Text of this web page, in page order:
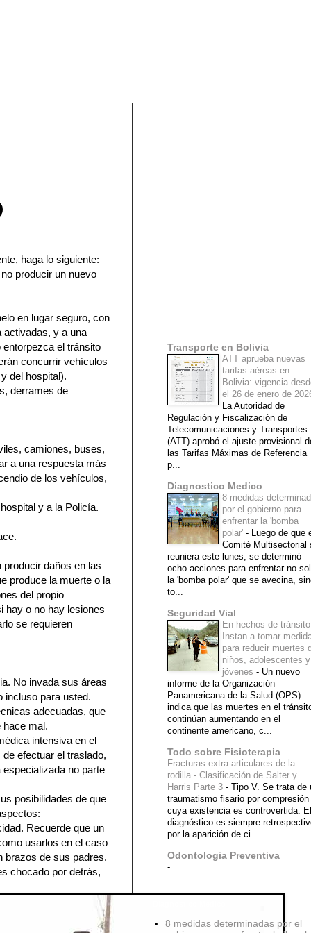
haga lo siguiente:
producir un nuevo
en lugar seguro, con
activadas, y a una
el tránsito
concurrir vehículos
del hospital).
derrames de
camiones, buses,
a una respuesta más
de los vehículos,
y a la Policía.
daños en las
produce la muerte o la
del propio
hay o no hay lesiones
se requieren
No invada sus áreas
incluso para usted.
adecuadas, que
hace mal.
intensiva en el
efectuar el traslado,
no parte
posibilidades de que
Recuerde que un
usarlos en el caso
brazos de sus padres.
chocado por detrás,
Transporte en Bolivia
ATT aprueba nuevas
tarifas aéreas en
Bolivia: vigencia
el 26 de enero de
La Autoridad de
Regulación y Fiscalización de
Telecomunicaciones y Transportes
(ATT) aprobó el ajuste provisional
las Tarifas Máximas de Referencia
p...
Diagnostico Medico
8 medidas
por el gobierno para
enfrentar la 'bomba
polar' - Luego de que
Comité Multisectorial
reuniera este lunes, se determinó
ocho acciones para enfrentar no
la 'bomba polar' que se avecina,
to...
Seguridad Vial
En hechos de tránsito
Instan a tomar
para reducir muertes
niños, adolescentes y
jóvenes - Un nuevo
informe de la Organización
Panamericana de la Salud (OPS)
indica que las muertes en el
continúan aumentando en el
continente americano, c...
Todo sobre Fisioterapia
Fracturas extra-articulares de la
rodilla - Clasificación de Salter y
Harris Parte 3 - Tipo V. Se trata de
traumatismo fisario por compresión
cuya existencia es controvertida. El
diagnóstico es siempre
por la aparición de ci...
Odontologia Preventiva
-
8 medidas determinadas por el